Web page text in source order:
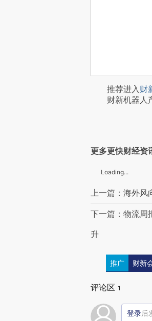
推荐进入财
财新机器人产
更多更快财经资
Loading...
上一篇：海外风
下一篇：物流周
升
推广 财新
评论区 1
登录后